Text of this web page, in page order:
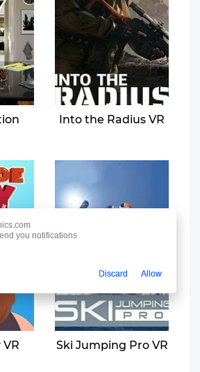
Into the Radius VR
Ski Jumping Pro VR
you notifications
Discard Allow